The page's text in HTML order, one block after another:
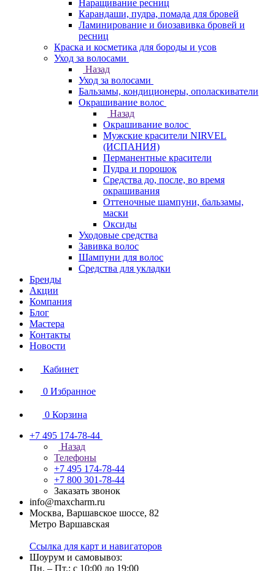
Наращивание ресниц
Карандаши, пудра, помада для бровей
Ламинирование и биозавивка бровей и
ресниц
Краска и косметика для бороды и усов
Уход за волосами
Назад
Уход за волосами
Бальзамы, кондиционеры, ополаскиватели
Окрашивание волос
Назад
Окрашивание волос
Мужские красители NIRVEL
(ИСПАНИЯ)
Перманентные красители
Пудра и порошок
Средства до, после, во время
окрашивания
Оттеночные шампуни, бальзамы,
маски
Оксиды
Уходовые средства
Завивка волос
Шампуни для волос
Средства для укладки
Бренды
Акции
Компания
Блог
Мастера
Контакты
Новости
Кабинет
0 Избранное
0 Корзина
+7 495 174-78-44
Назад
Телефоны
+7 495 174-78-44
+7 800 301-78-44
Заказать звонок
info@maxcharm.ru
Москва, Варшавское шоссе, 82
Метро Варшавская
Ссылка для карт и навигаторов
Шоурум и самовывоз:
Пн. – Пт.: с 10:00 до 19:00